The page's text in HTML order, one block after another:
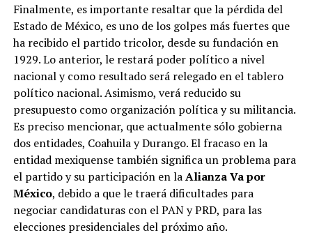
Finalmente, es importante resaltar que la pérdida del
Estado de México, es uno de los golpes más fuertes que
ha recibido el partido tricolor, desde su fundación en
1929. Lo anterior, le restará poder político a nivel
nacional y como resultado será relegado en el tablero
político nacional. Asimismo, verá reducido su
presupuesto como organización política y su militancia.
Es preciso mencionar, que actualmente sólo gobierna
dos entidades, Coahuila y Durango. El fracaso en la
entidad mexiquense también significa un problema para
el partido y su participación en laAlianza Va por
México, debido a que le traerá dificultades para
negociar candidaturas con el PAN y PRD, para las
elecciones presidenciales del próximo año.